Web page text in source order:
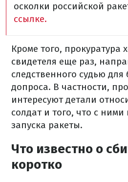
осколки российской
ссылке.
Кроме того, прокуратура
свидетеля еще раз,
следственного судью для
допроса. В частности,
интересуют детали
солдат и того, что с
запуска ракеты.
Что известно о
коротко